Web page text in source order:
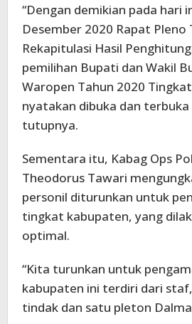
“Dengan demikian pada hari
Desember 2020 Rapat Pleno
Rekapitulasi Hasil
pemilihan Bupati dan Wakil
Waropen Tahun 2020
nyatakan dibuka dan
tutupnya.
Sementara itu, Kabag Ops
Theodorus Tawari
personil diturunkan untuk
tingkat kabupaten, yang
optimal.
“Kita turunkan untuk
kabupaten ini terdiri dari
tindak dan satu pleton